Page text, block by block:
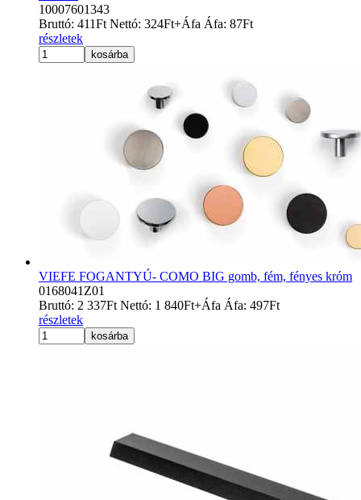
10007601343
Bruttó: 411Ft Nettó: 324Ft+Áfa Áfa: 87Ft
részletek
kosárba
VIEFE FOGANTYÚ- COMO BIG gomb, fém, fényes króm
0168041Z01
Bruttó: 2 337Ft Nettó: 1 840Ft+Áfa Áfa: 497Ft
részletek
kosárba